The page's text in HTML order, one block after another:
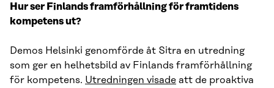
Hur ser Finlands framförhållning för framtidens
kompetens ut?
Demos Helsinki genomförde åt Sitra en utredning
som ger en helhetsbild av Finlands framförhållning
för kompetens. Utredningen visade att de proaktiva